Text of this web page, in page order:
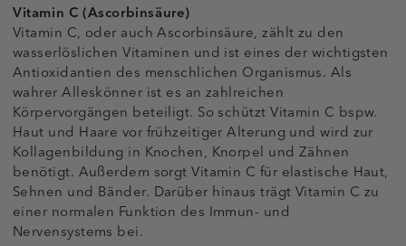
Vitamin C (Ascorbinsäure)
Vitamin C, oder auch Ascorbinsäure, zählt zu den
wasserlöslichen Vitaminen und ist eines der wichtigsten
Antioxidantien des menschlichen Organismus. Als
wahrer Alleskönner ist es an zahlreichen
Körpervorgängen beteiligt. So schützt Vitamin C bspw.
Haut und Haare vor frühzeitiger Alterung und wird zur
Kollagenbildung in Knochen, Knorpel und Zähnen
benötigt. Außerdem sorgt Vitamin C für elastische Haut,
Sehnen und Bänder. Darüber hinaus trägt Vitamin C zu
einer normalen Funktion des Immun- und
Nervensystems bei.